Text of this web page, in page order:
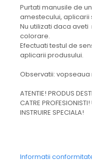
Purtati manusile de
amestecului, aplicarii
Nu utilizati daca
colorare.
Efectuati testul de
aplicarii produsului.
Observatii: vopseaua
ATENTIE! PRODUS
CATRE
INSTRUIRE SPECIALA!
Informatii